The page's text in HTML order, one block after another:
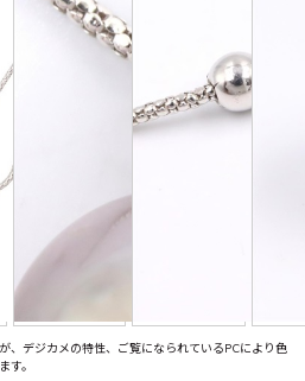
、デジカメの特性、ご覧になられているPCにより色
す。